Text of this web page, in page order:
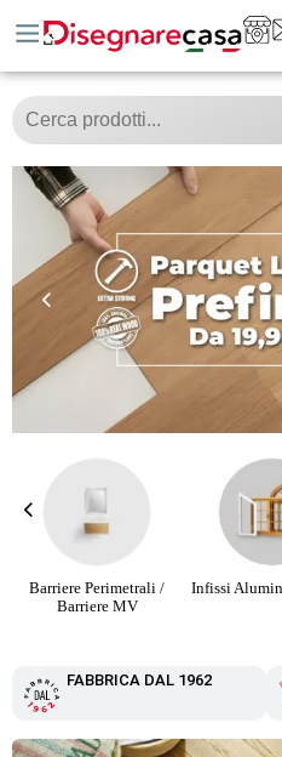
Infissi Aluminio e Legno
OFFERTE
FABBRICA DAL 1962